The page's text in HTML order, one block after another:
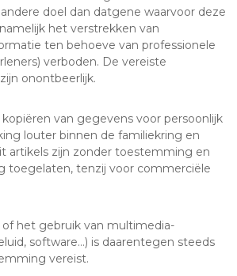
doel dan datgene waarvoor deze
het verstrekken van
ten behoeve van professionele
verboden. De vereiste
onontbeerlijk.
van gegevens voor persoonlijk
louter binnen de familiekring en
artikels zijn zonder toestemming en
toegelaten, tenzij voor commerciële
het gebruik van multimedia-
software…) is daarentegen steeds
vereist.